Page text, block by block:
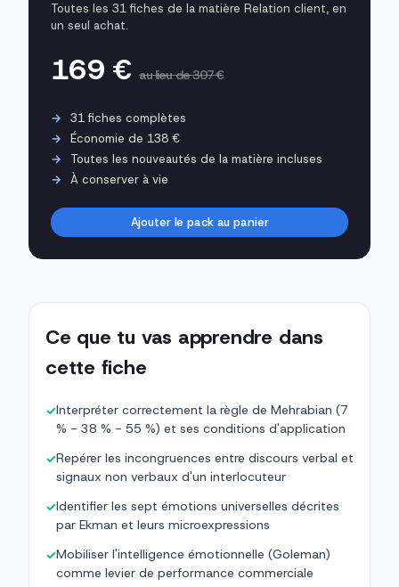
Toutes les 31 fiches de la matière Relation client, en
un seul achat.
169 €au lieu de 307 €
31 fiches complètes
Économie de 138 €
Toutes les nouveautés de la matière incluses
À conserver à vie
Ajouter le pack au panier
Ce que tu vas apprendre dans
cette fiche
✓Interpréter correctement la règle de Mehrabian (7
% - 38 % - 55 %) et ses conditions d'application
✓Repérer les incongruences entre discours verbal et
signaux non verbaux d'un interlocuteur
✓Identifier les sept émotions universelles décrites
par Ekman et leurs microexpressions
✓Mobiliser l'intelligence émotionnelle (Goleman)
comme levier de performance commerciale